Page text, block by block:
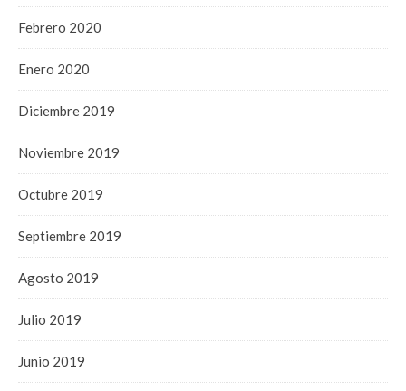
Febrero 2020
Enero 2020
Diciembre 2019
Noviembre 2019
Octubre 2019
Septiembre 2019
Agosto 2019
Julio 2019
Junio 2019